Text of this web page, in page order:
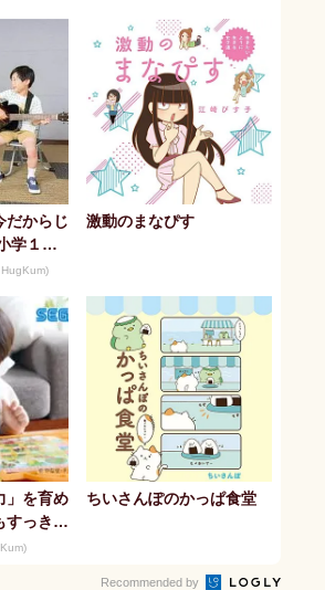
だからじ
学１年
音楽教
激動のまなぴす
」を育め
すっき
ン こ
ちいさんぽのかっぱ食堂
Recommended by